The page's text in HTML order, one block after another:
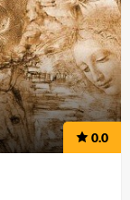
0.0